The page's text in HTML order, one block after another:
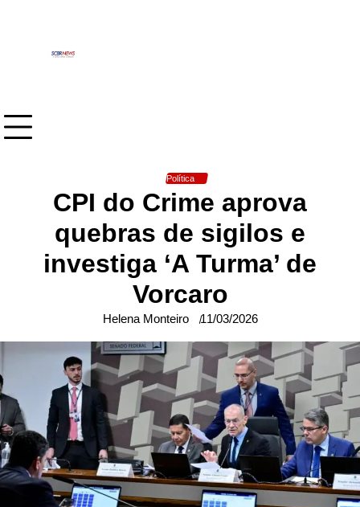
Política
CPI do Crime aprova
quebras de sigilos e
investiga ‘A Turma’ de
Vorcaro
Helena Monteiro 11/03/2026